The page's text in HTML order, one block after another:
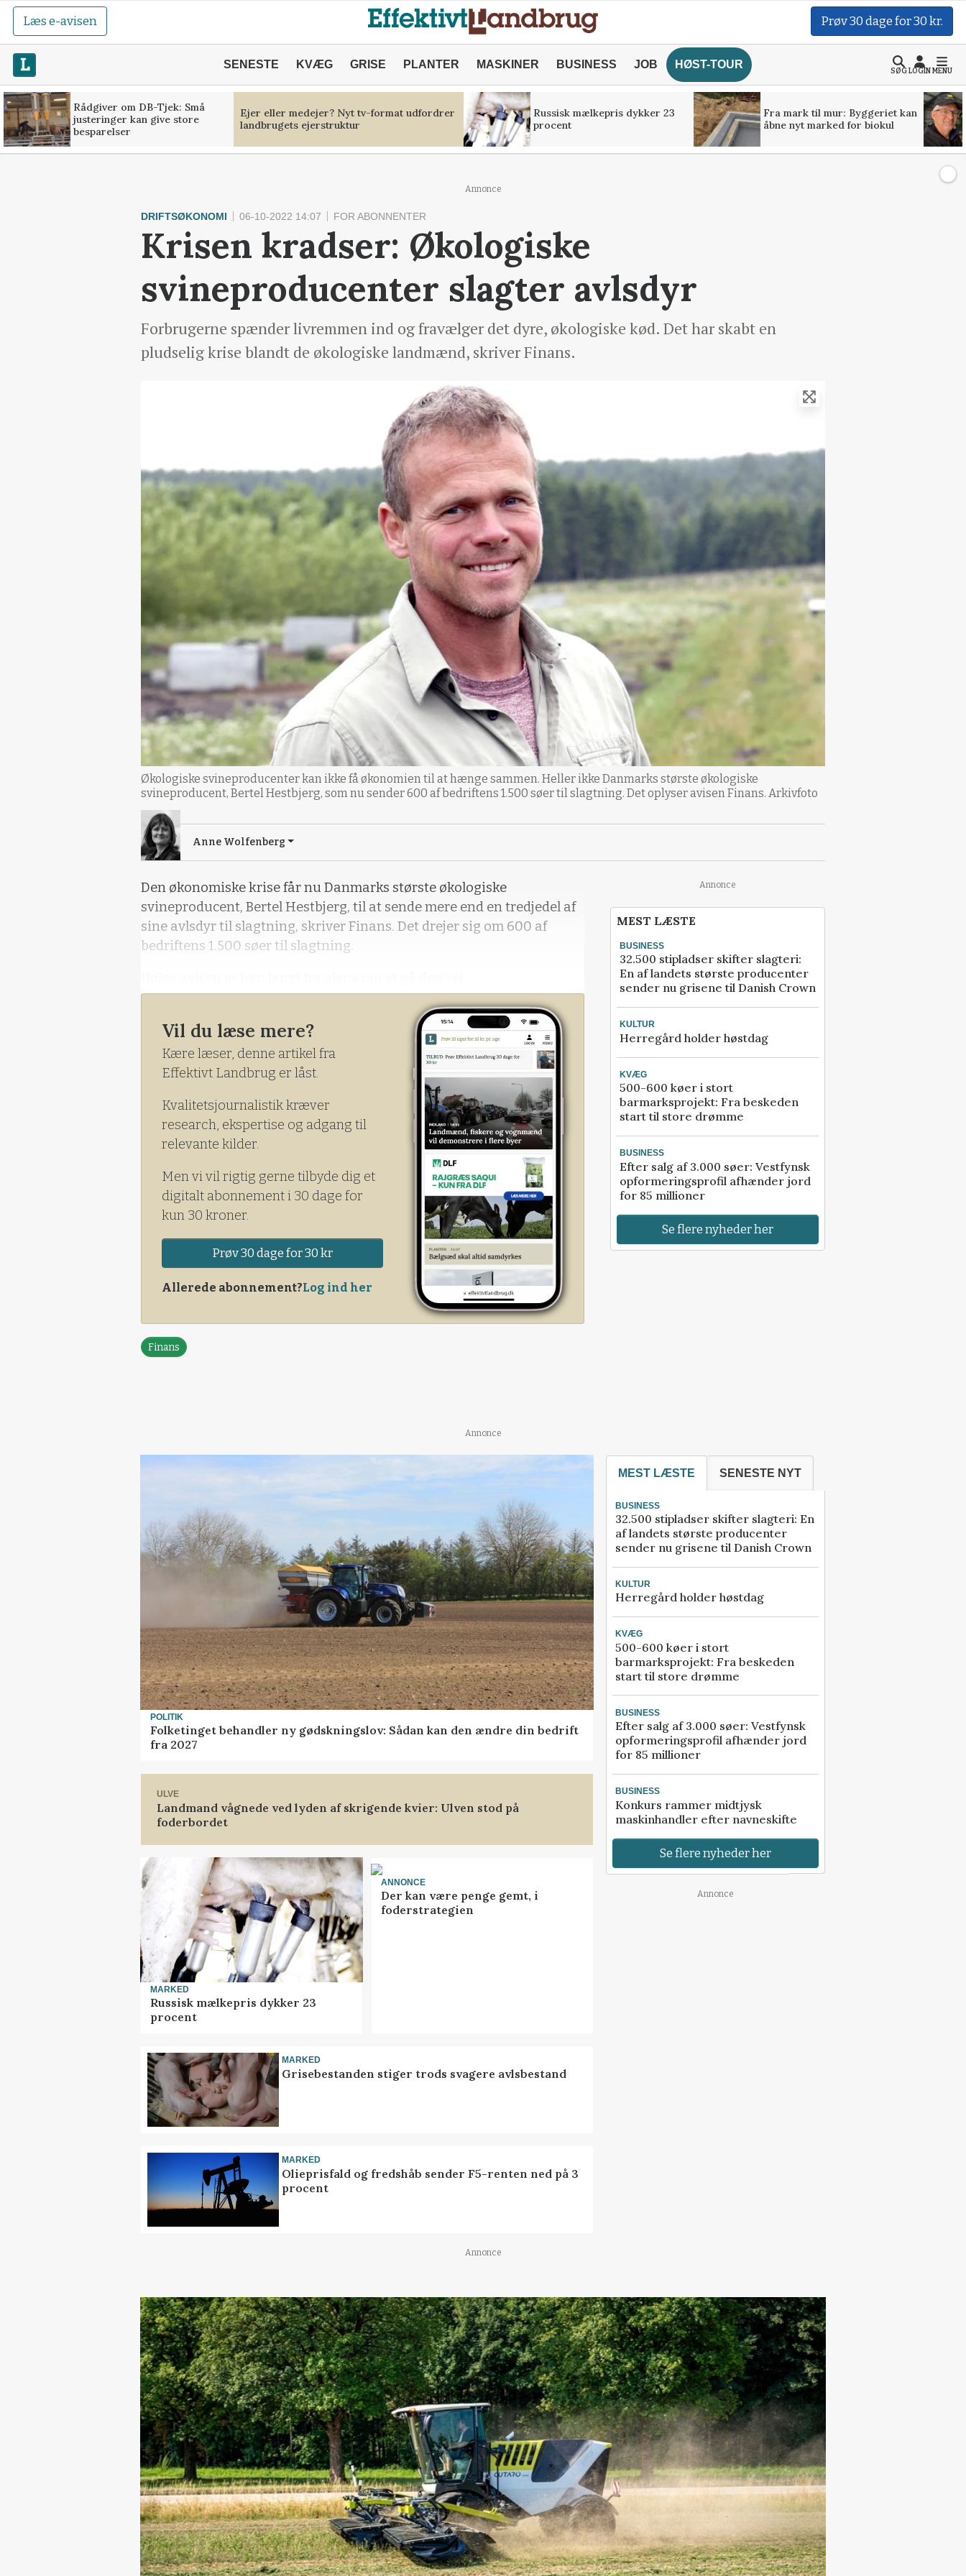
Læs e-avisen Prøv 30 dage for 30 kr.
SENESTE KVÆG GRISE PLANTER MASKINER BUSINESS JOB HØST-TOUR
SØGLOGINMENU
Rådgiver om DB-Tjek: Små
justeringer kan give store
besparelser
Ejer eller medejer? Nyt tv-format udfordrer
landbrugets ejerstruktur
Russisk mælkepris dykker 23
procent
Fra mark til mur: Byggeriet kan
åbne nyt marked for biokul
Annonce
DRIFTSØKONOMI 06-10-2022 14:07 FOR ABONNENTER
Krisen kradser: Økologiske
svineproducenter slagter avlsdyr
Forbrugerne spænder livremmen ind og fravælger det dyre, økologiske kød. Det har skabt en
pludselig krise blandt de økologiske landmænd, skriver Finans.
Økologiske svineproducenter kan ikke få økonomien til at hænge sammen. Heller ikke Danmarks største økologiske
svineproducent, Bertel Hestbjerg, som nu sender 600 af bedriftens 1.500 søer til slagtning. Det oplyser avisen Finans. Arkivfoto
Anne Wolfenberg
Den økonomiske krise får nu Danmarks største økologiske
svineproducent, Bertel Hestbjerg, til at sende mere end en tredjedel af
sine avlsdyr til slagtning, skriver Finans. Det drejer sig om 600 af
bedriftens 1.500 søer til slagtning.
- De fleste af mine kollegaer reducerer produktionen i et eller andet
omfang. Nogle stopper helt, fortæller Bertel Hestbjerg til Finans.
Vil du læse mere?
Kære læser, denne artikel fra
Effektivt Landbrug er låst.
Kvalitetsjournalistik kræver
research, ekspertise og adgang til
relevante kilder.
Men vi vil rigtig gerne tilbyde dig et
digitalt abonnement i 30 dage for
kun 30 kroner.
Prøv 30 dage for 30 kr
Allerede abonnement?Log ind her
Finans
Annonce
MEST LÆSTE
BUSINESS
32.500 stipladser skifter slagteri:
En af landets største producenter
sender nu grisene til Danish Crown
KULTUR
Herregård holder høstdag
KVÆG
500-600 køer i stort
barmarksprojekt: Fra beskeden
start til store drømme
BUSINESS
Efter salg af 3.000 søer: Vestfynsk
opformeringsprofil afhænder jord
for 85 millioner
Se flere nyheder her
Annonce
POLITIK
Folketinget behandler ny gødskningslov: Sådan kan den ændre din bedrift
fra 2027
ULVE
Landmand vågnede ved lyden af skrigende kvier: Ulven stod på
foderbordet
MARKED
Russisk mælkepris dykker 23
procent
ANNONCE
Der kan være penge gemt, i
foderstrategien
MARKED
Grisebestanden stiger trods svagere avlsbestand
MARKED
Olieprisfald og fredshåb sender F5-renten ned på 3
procent
MEST LÆSTE SENESTE NYT
BUSINESS
32.500 stipladser skifter slagteri: En
af landets største producenter
sender nu grisene til Danish Crown
KULTUR
Herregård holder høstdag
KVÆG
500-600 køer i stort
barmarksprojekt: Fra beskeden
start til store drømme
BUSINESS
Efter salg af 3.000 søer: Vestfynsk
opformeringsprofil afhænder jord
for 85 millioner
BUSINESS
Konkurs rammer midtjysk
maskinhandler efter navneskifte
Se flere nyheder her
Annonce
Annonce